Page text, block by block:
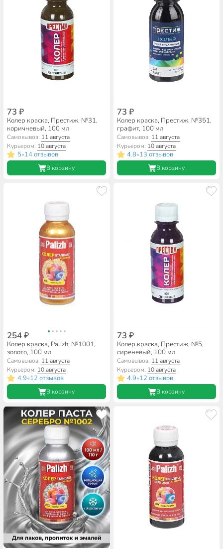
73 ₽
Колер краска, Престиж, №31,
коричневый, 100 мл
Самовывоз: 11 августа
Курьером: 10 августа
5•14 отзывов
В корзину
73 ₽
Колер краска, Престиж, №351,
графит, 100 мл
Самовывоз: 11 августа
Курьером: 10 августа
4.8•13 отзывов
В корзину
254 ₽
Колер краска, Palizh, №1001,
золото, 100 мл
Самовывоз: 11 августа
Курьером: 10 августа
4.9•12 отзывов
В корзину
73 ₽
Колер краска, Престиж, №5,
сиреневый, 100 мл
Самовывоз: 11 августа
Курьером: 10 августа
4.9•12 отзывов
В корзину